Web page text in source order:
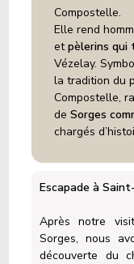
Compostelle.
Elle rend
etpèlerins qui
Vézelay.
la tradition du
Compostelle,
de Sorges
chargés
Escapade à
Après notre
Sorges, nous
découverte du